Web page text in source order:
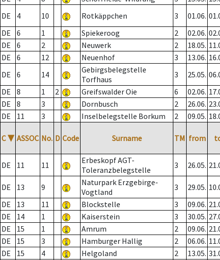
DE
4 10 Rotkäppchen 3 01.06.
DE
6 1 Spiekeroog 2 02.06.
DE
6 2 Neuwerk 2 18.05.
DE
6 12 Neuenhof 3 13.06.
DE
6 14
Gebirgsbelegstelle
Torfhaus
3 25.05.
DE
8 1 2 Greifswalder Oie 6 02.06.
DE
8 3 Dornbusch 2 26.06.
DE
11 3 Inselbelegstelle Borkum 2 09.05.
C ▼ ASSOC No. D Code Surname TM from
DE 11 11
Erbeskopf AGT-
Toleranzbelegstelle
3 26.05.
DE 13 9
Naturpark Erzgebirge-
Vogtland
3 29.05.
DE
13 11 Blockstelle 3 09.06.
DE
14 1 Kaiserstein 3 30.05.
DE
15 1 Amrum 2 09.06.
DE
15 3 Hamburger Hallig 2 06.06.
DE
15 4 Helgoland 2 13.05.